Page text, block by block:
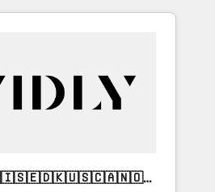
execution - building
IT (MSP) - Franchises -
- And more! How we
and workflow